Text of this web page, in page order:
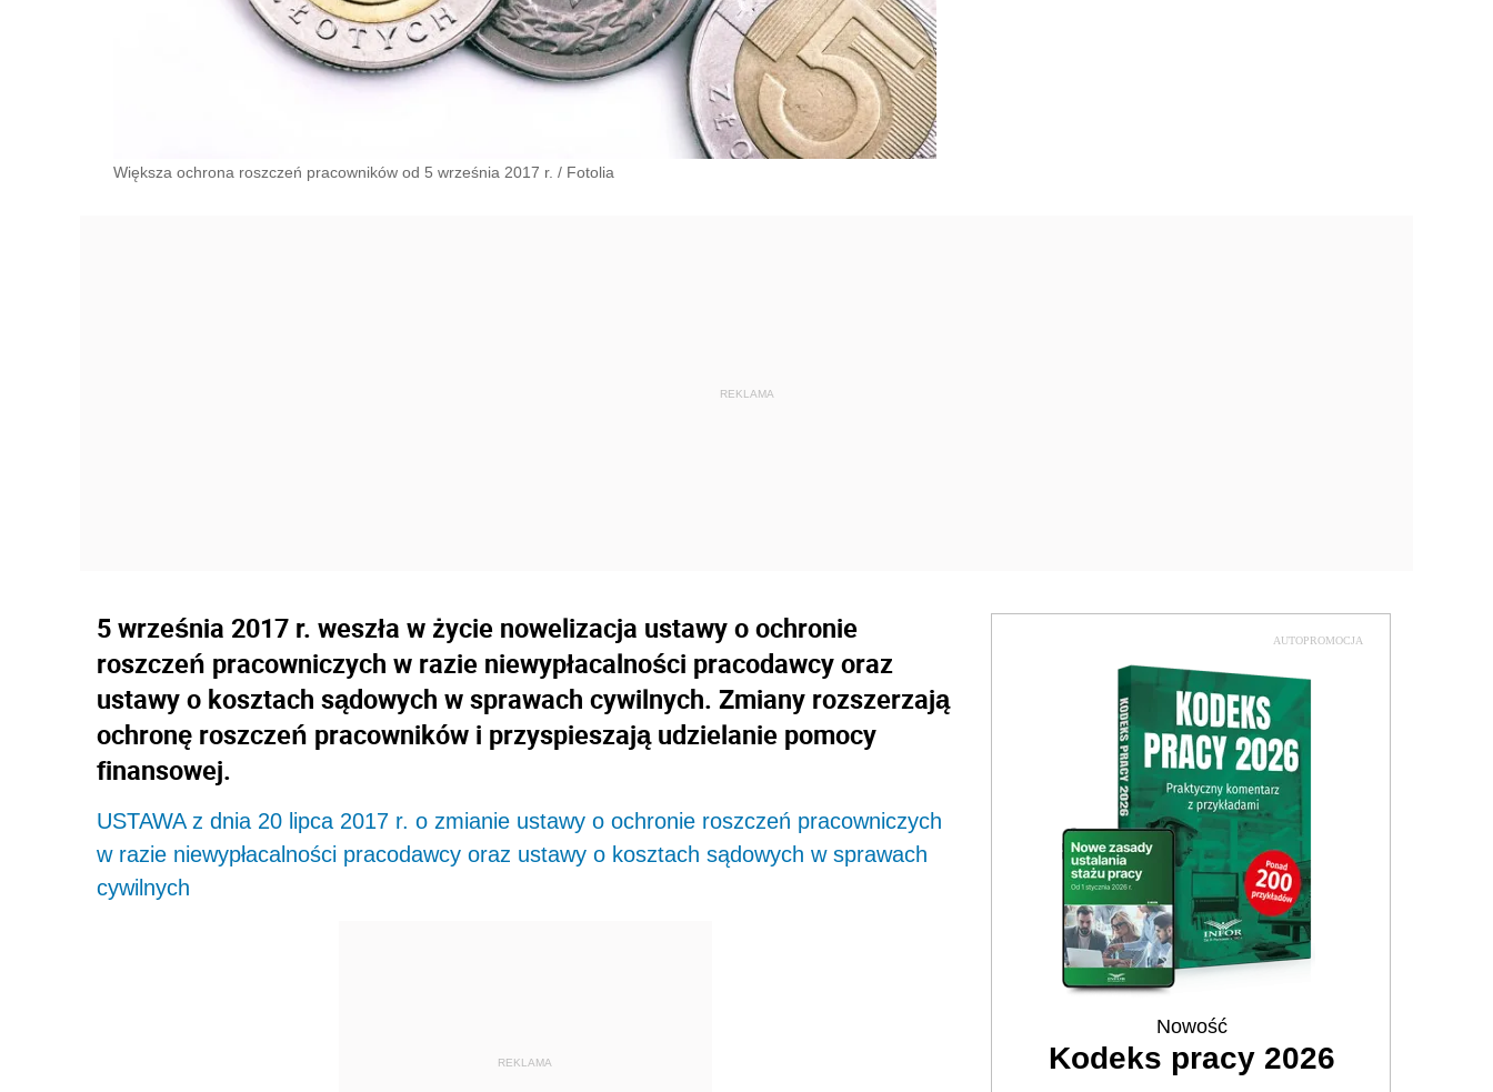
Większa ochrona roszczeń pracowników od 5 września 2017 r. / Fotolia
5 września 2017 r. weszła w życie nowelizacja ustawy o ochronie
roszczeń pracowniczych w razie niewypłacalności pracodawcy oraz
ustawy o kosztach sądowych w sprawach cywilnych. Zmiany rozszerzają
ochronę roszczeń pracowników i przyspieszają udzielanie pomocy
finansowej.
USTAWA z dnia 20 lipca 2017 r. o zmianie ustawy o ochronie roszczeń pracowniczych
w razie niewypłacalności pracodawcy oraz ustawy o kosztach sądowych w sprawach
cywilnych
REKLAMA
AUTOPROMOCJA
Nowość
Kodeks pracy 2026